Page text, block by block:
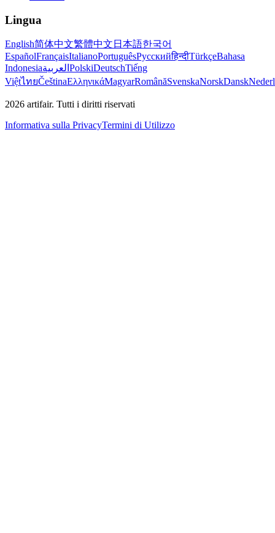
Lingua
English简体中文繁體中文 日本語한국어
EspañolFrançaisItalianoPortuguêsРусскийहिन्दीTürkçeBahasa
Indonesiaالعربية PolskiDeutschTiếng
ViệtไทยČeštinaΕλληνικάMagyarRomânăSvenskaNorskDansk
2026 artifair. Tutti i diritti riservati
Informativa sulla PrivacyTermini di Utilizzo